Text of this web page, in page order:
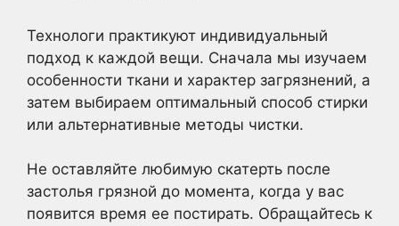
Технологи практикуют индивидуальный
подход к каждой вещи. Сначала мы изучаем
особенности ткани и характер загрязнений, а
затем выбираем оптимальный способ стирки
или альтернативные методы чистки.
Не оставляйте любимую скатерть после
застолья грязной до момента, когда у вас
появится время ее постирать. Обращайтесь к